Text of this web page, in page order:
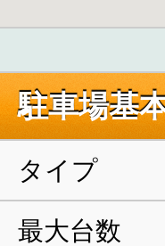
駐車場基
タイプ
最大台数